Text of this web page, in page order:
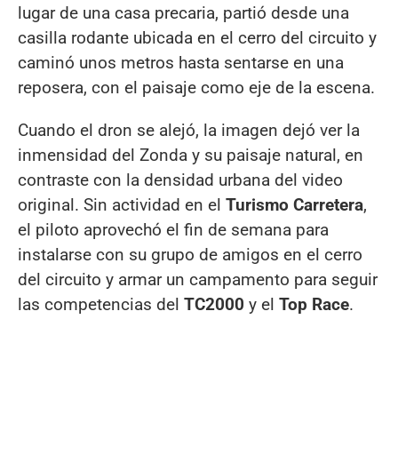
lugar de una casa precaria, partió desde una
casilla rodante ubicada en el cerro del circuito y
caminó unos metros hasta sentarse en una
reposera, con el paisaje como eje de la escena.
Cuando el dron se alejó, la imagen dejó ver la
inmensidad del Zonda y su paisaje natural, en
contraste con la densidad urbana del video
original. Sin actividad en el Turismo Carretera,
el piloto aprovechó el fin de semana para
instalarse con su grupo de amigos en el cerro
del circuito y armar un campamento para seguir
las competencias del TC2000 y el Top Race.